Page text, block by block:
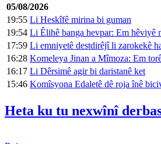
05/08/2026
19:55 Li Heskîfê mirina bi guman
19:54 Li Êlihê banga hevpar: Em hêviyê
17:59 Li emniyetê destdirêjî li zarokekê
16:28 Komeleya Jinan a Mîmoza: Em
16:17 Li Dêrsimê agir bi daristanê ket
15:46 Komîsyona Edaletê dê roja înê
Heta ku tu nexwînî